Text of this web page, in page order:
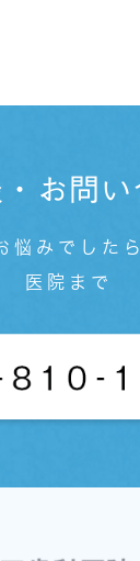
・お問い
悩みでした
医院まで